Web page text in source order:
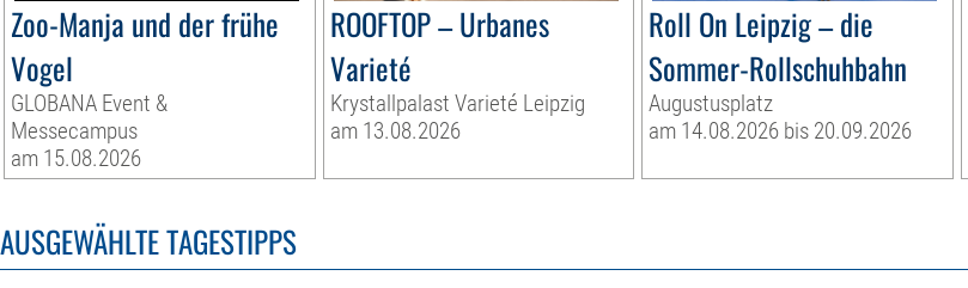
Zoo-Manja und der frühe
Vogel
GLOBANA Event &
Messecampus
am 15.08.2026
ROOFTOP – Urbanes
Varieté
Krystallpalast Varieté Leipzig
am 13.08.2026
Roll On Leipzig – die
Sommer-Rollschuhbahn
Augustusplatz
am 14.08.2026 bis 20.09.2026
AUSGEWÄHLTE TAGESTIPPS